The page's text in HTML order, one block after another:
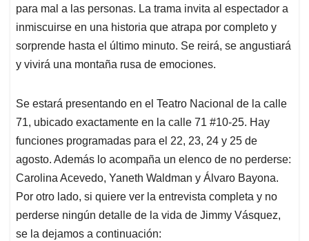
para mal a las personas. La trama invita al espectador a
inmiscuirse en una historia que atrapa por completo y
sorprende hasta el último minuto. Se reirá, se angustiará
y vivirá una montaña rusa de emociones.
Se estará presentando en el Teatro Nacional de la calle
71, ubicado exactamente en la calle 71 #10-25. Hay
funciones programadas para el 22, 23, 24 y 25 de
agosto. Además lo acompaña un elenco de no perderse:
Carolina Acevedo, Yaneth Waldman y Álvaro Bayona.
Por otro lado, si quiere ver la entrevista completa y no
perderse ningún detalle de la vida de Jimmy Vásquez,
se la dejamos a continuación: